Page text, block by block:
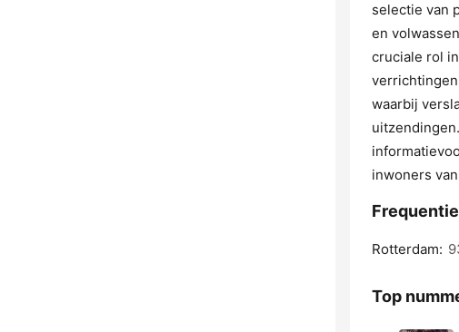
selectie van
en
cruciale rol
waarbij
inwoners
Rotterdam:
Top